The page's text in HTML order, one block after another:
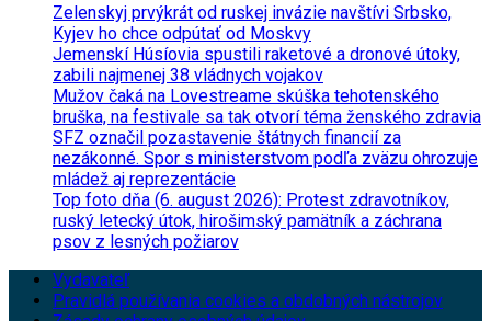
Zelenskyj prvýkrát od ruskej invázie navštívi Srbsko,
Kyjev ho chce odpútať od Moskvy
Jemenskí Húsíovia spustili raketové a dronové útoky,
zabili najmenej 38 vládnych vojakov
Mužov čaká na Lovestreame skúška tehotenského
bruška, na festivale sa tak otvorí téma ženského zdravia
SFZ označil pozastavenie štátnych financií za
nezákonné. Spor s ministerstvom podľa zväzu ohrozuje
mládež aj reprezentácie
Top foto dňa (6. august 2026): Protest zdravotníkov,
ruský letecký útok, hirošimský pamätník a záchrana
psov z lesných požiarov
Vydavateľ
Pravidlá používania cookies a obdobných nástrojov